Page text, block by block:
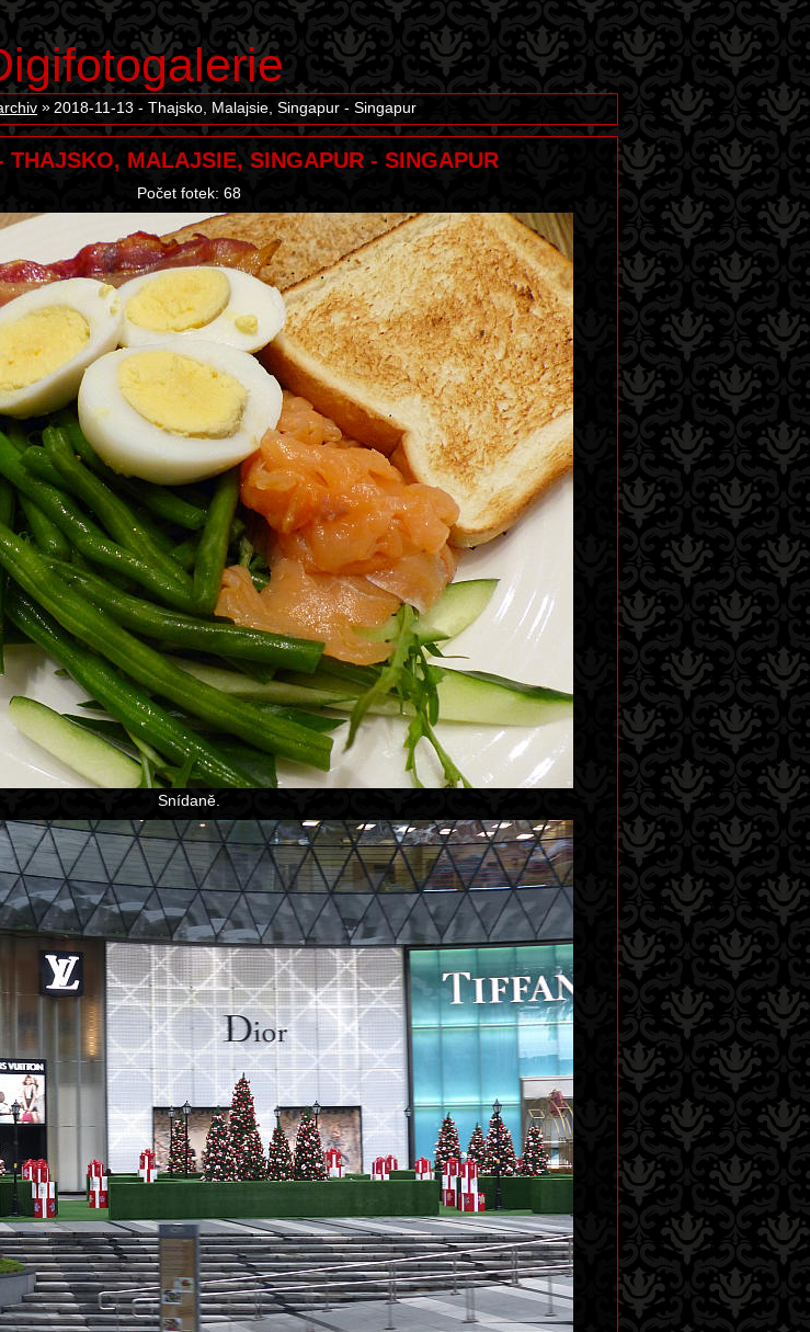
2018-11-13 - Thajsko, Malajsie, Singapur - Singapur
THAJSKO, MALAJSIE, SINGAPUR - SINGAPUR
Počet fotek: 68
Snídaně.